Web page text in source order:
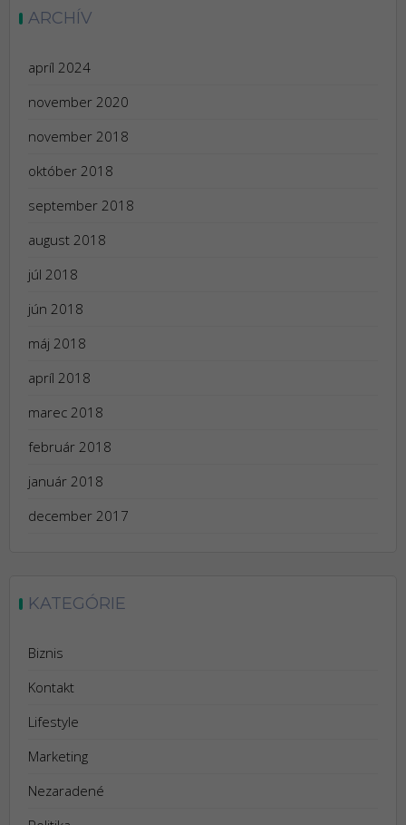
ARCHÍV
apríl 2024
november 2020
november 2018
október 2018
september 2018
august 2018
júl 2018
jún 2018
máj 2018
apríl 2018
marec 2018
február 2018
január 2018
december 2017
KATEGÓRIE
Biznis
Kontakt
Lifestyle
Marketing
Nezaradené